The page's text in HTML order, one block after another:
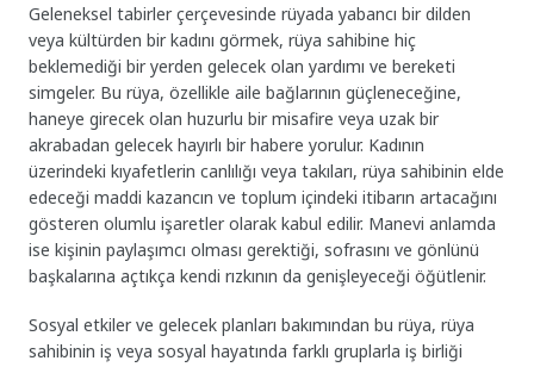
Geleneksel tabirler çerçevesinde rüyada yabancı bir dilden
veya kültürden bir kadını görmek, rüya sahibine hiç
beklemediği bir yerden gelecek olan yardımı ve bereketi
simgeler. Bu rüya, özellikle aile bağlarının güçleneceğine,
haneye girecek olan huzurlu bir misafire veya uzak bir
akrabadan gelecek hayırlı bir habere yorulur. Kadının
üzerindeki kıyafetlerin canlılığı veya takıları, rüya sahibinin elde
edeceği maddi kazancın ve toplum içindeki itibarın artacağını
gösteren olumlu işaretler olarak kabul edilir. Manevi anlamda
ise kişinin paylaşımcı olması gerektiği, sofrasını ve gönlünü
başkalarına açtıkça kendi rızkının da genişleyeceği öğütlenir.
Sosyal etkiler ve gelecek planları bakımından bu rüya, rüya
sahibinin iş veya sosyal hayatında farklı gruplarla iş birliği